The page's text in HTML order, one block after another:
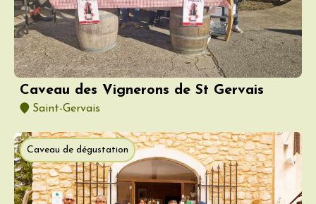
Caveau des Vignerons de St Gervais
Saint-Gervais
Caveau de dégustation